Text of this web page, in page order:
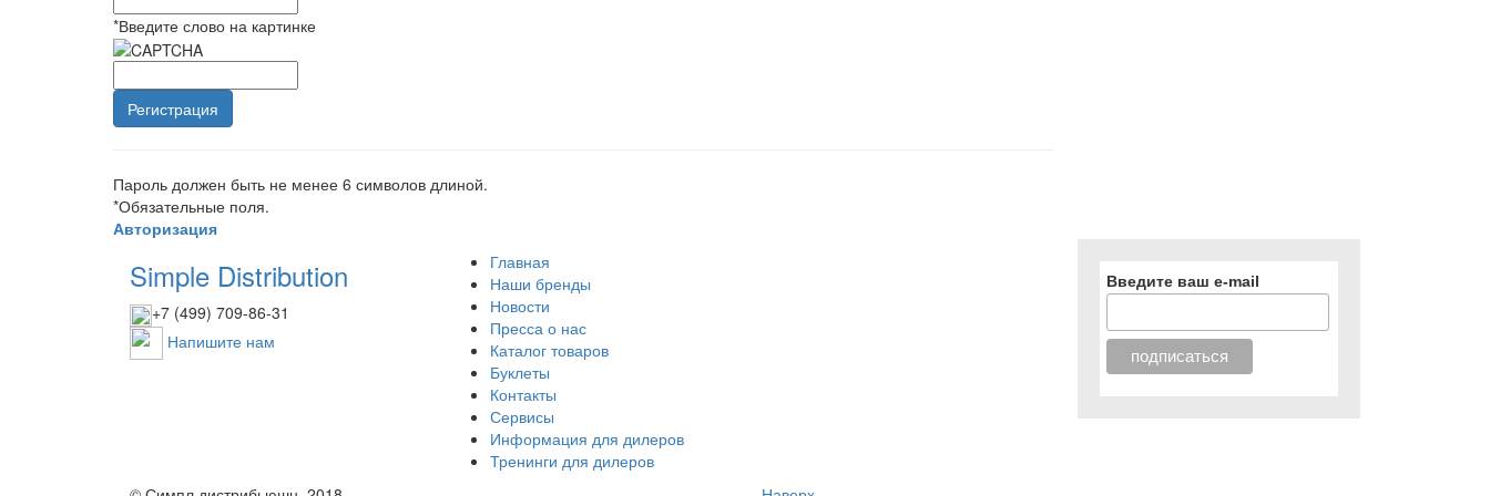
*Введите слово на картинке
Пароль должен быть не менее 6 символов длиной.
*Обязательные поля.
Авторизация
Главная
Наши бренды
Новости
Пресса о нас
Каталог товаров
Буклеты
Контакты
Сервисы
Информация для дилеров
Тренинги для дилеров
Введите ваш e-mail
Simple Distribution
+7 (499) 709-86-31
Напишите нам